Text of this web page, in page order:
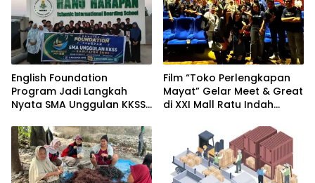
English Foundation
Program Jadi Langkah
Nyata SMA Unggulan KKSS
Berdaya Saing Global
Film “Toko Perlengkapan
Mayat” Gelar Meet & Great
di XXI Mall Ratu Indah